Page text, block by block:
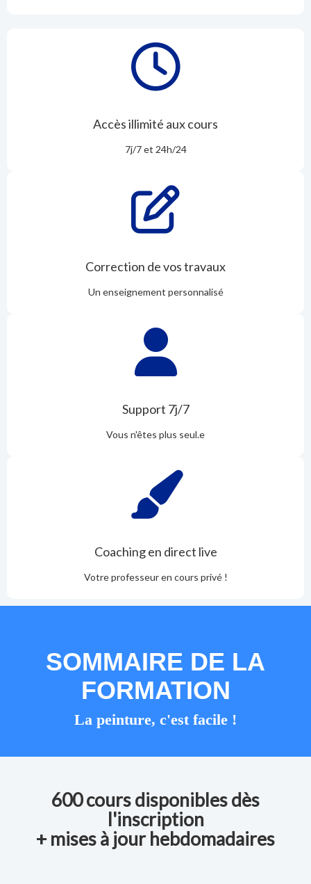
Accès illimité aux cours
7j/7 et 24h/24
Correction de vos travaux
Un enseignement personnalisé
Support 7j/7
Vous n'êtes plus seul.e
Coaching en direct live
Votre professeur en cours privé !
SOMMAIRE DE LA
FORMATION
La peinture, c'est facile !
600 cours disponibles dès
l'inscription
+ mises à jour hebdomadaires